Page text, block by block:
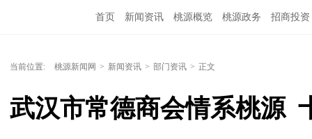
首页 新闻资讯 桃源概览 桃源政务 招商投资
当前位置: 桃源新闻网 > 新闻资讯 > 部门资讯 > 正文
武汉市常德商会情系桃源